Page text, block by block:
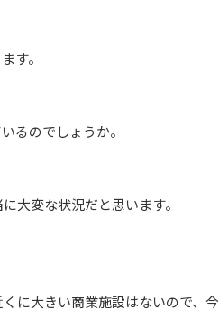
す。
るのでしょうか。
大変な状況だと思います。
に大きい商業施設はないので、今